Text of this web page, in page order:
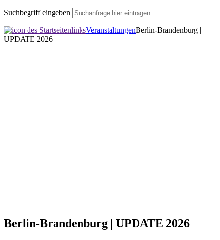
Suchbegriff eingeben
VeranstaltungenBerlin-Brandenburg |
UPDATE 2026
Berlin-Brandenburg | UPDATE 2026